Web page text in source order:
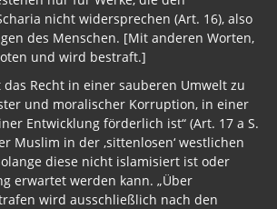
des Menschen. [Mit anderen Worten,
und wird bestraft.]
das Recht in einer sauberen Umwelt zu
und moralischer Korruption, in einer
Entwicklung förderlich ist“ (Art. 17 a S.
Muslim in der ‚sittenlosen‘ westlichen
diese nicht islamisiert ist oder
erwartet werden kann. „Über
wird ausschließlich nach den
entschieden“ (Art. 19 d). [2]